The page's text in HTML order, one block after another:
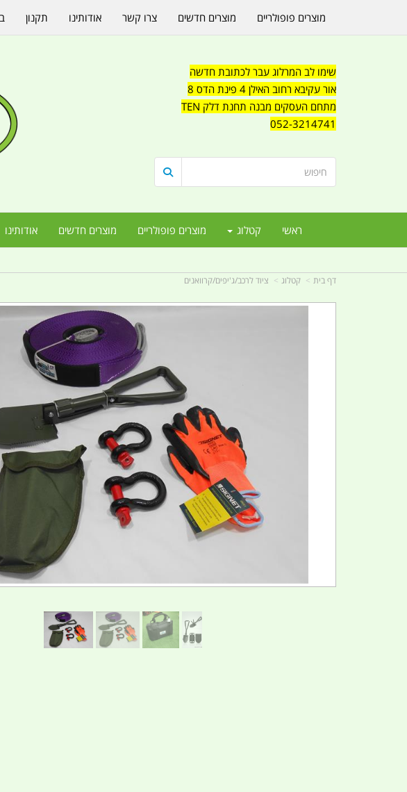
שימו לב המרלוג עבר לכתובת חדשה
אור עקיבא רחוב האילן 4 פינת הדס 8
מתחם העסקים מבנה תחנת דלק TEN
052-3214741
ראשי קטלוג מוצרים פופולריים מוצרים חדשים אודותינו
מוצרים פופולריים מוצרים חדשים צרו קשר אודותינו תקנון
דף בית קטלוג ציוד לרכב/ג'יפים/קרוואנים